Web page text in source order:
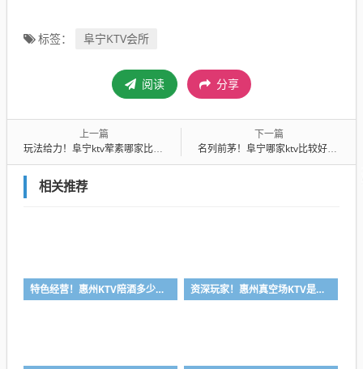
标签： 阜宁KTV会所
阅读 分享
上一篇
玩法给力！阜宁ktv荤素哪家比较好-首选鼎欣ktv会所消费行情推荐
下一篇
名列前茅！阜宁哪家ktv比较好-首选歌盛沅ktv会所消费行情推荐
相关推荐
特色经营！惠州KTV陪酒多少钱-首选凯丽华酒店KTV会所消费行情推荐 资深玩家！惠州真空场KTV是干嘛的-首选大富豪酒店KTV会所消费行情推荐